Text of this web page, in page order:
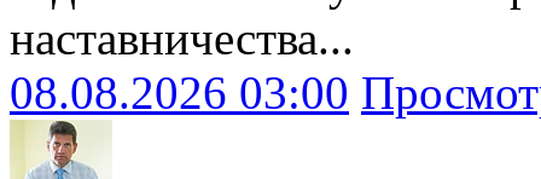
наставничества...
08.08.2026 03:00